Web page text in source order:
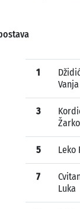
1
Vanja
3
Žarko
5 Leko
7
Luka